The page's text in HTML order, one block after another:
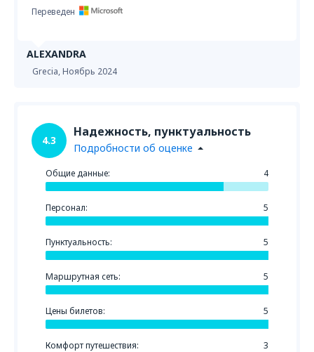
ALEXANDRA
Grecia,Ноябрь 2024
Переведен
4.3
Надежность, пунктуальность
Подробности об оценке
Общие данные: 4
Персонал: 5
Пунктуальность: 5
Маршрутная сеть: 5
Цены билетов: 5
Комфорт путешествия: 3